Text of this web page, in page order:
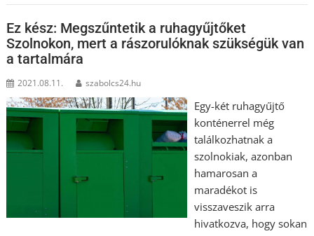
Ez kész: Megszűntetik a ruhagyűjtőket
Szolnokon, mert a rászorulóknak szükségük van
a tartalmára
2021.08.11. szabolcs24.hu
Egy-két ruhagyűjtő
konténerrel még
találkozhatnak a
szolnokiak, azonban
hamarosan a
maradékot is
visszaveszik arra
hivatkozva, hogy sokan